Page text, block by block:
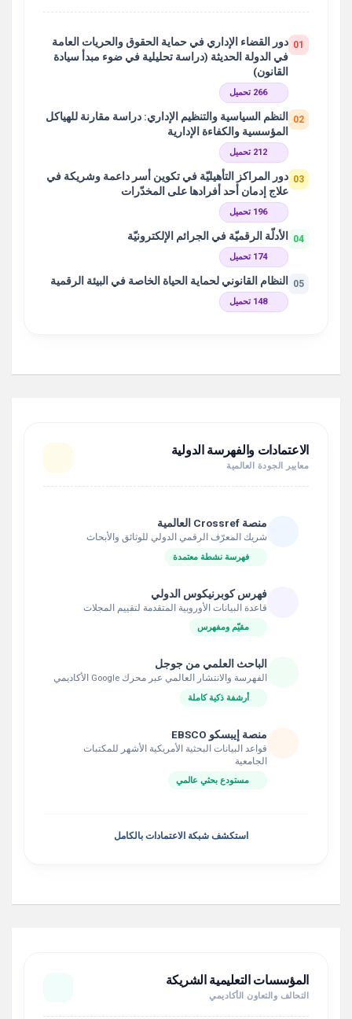
01 دور القضاء الإداري في حماية الحقوق والحريات العامة
في الدولة الحديثة (دراسة تحليلية في ضوء مبدأ سيادة
القانون)
266 تحميل
02
النظم السياسية والتنظيم الإداري: دراسة مقارنة للهياكل
المؤسسية والكفاءة الإدارية
212 تحميل
03 دور المراكز التأهيليّة في تكوين أسر داعمة وشريكة في
علاج إدمان أحد أفرادها على المخدّرات
196 تحميل
04 الأدلّة الرقميّة في الجرائم الإلكترونيّة
174 تحميل
05 النظام القانوني لحماية الحياة الخاصة في البيئة الرقمية
148 تحميل
الاعتمادات والفهرسة الدولية
معايير الجودة العالمية
منصة Crossref العالمية
شريك المعرّف الرقمي الدولي للوثائق والأبحاث
فهرسة نشطة معتمدة
فهرس كوبرنيكوس الدولي
قاعدة البيانات الأوروبية المتقدمة لتقييم المجلات
مقيّم ومفهرس
الباحث العلمي من جوجل
الفهرسة والانتشار العالمي عبر محرك Google الأكاديمي
أرشفة ذكية كاملة
منصة إيبسكو EBSCO
قواعد البيانات البحثية الأمريكية الأشهر للمكتبات
الجامعية
مستودع بحثي عالمي
استكشف شبكة الاعتمادات بالكامل
المؤسسات التعليمية الشريكة
التحالف والتعاون الأكاديمي